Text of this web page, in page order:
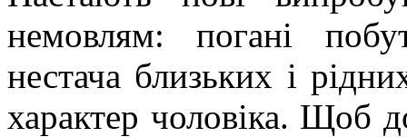
немовлям: погані
нестача близьких і
характер чоловіка. Щоб